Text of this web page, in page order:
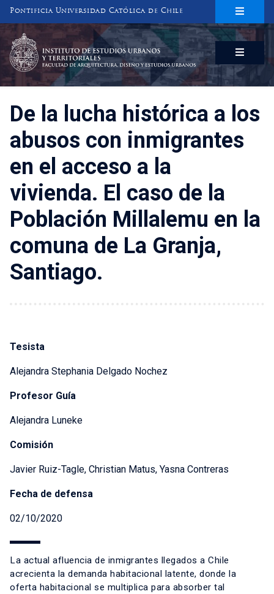
Pontificia Universidad Católica de Chile
INSTITUTO DE ESTUDIOS URBANOS
Y TERRITORIALES
FACULTAD DE ARQUITECTURA, DISEÑO Y ESTUDIOS URBANOS
De la lucha histórica a los
abusos con inmigrantes
en el acceso a la
vivienda. El caso de la
Población Millalemu en la
comuna de La Granja,
Santiago.
Tesista
Alejandra Stephania Delgado Nochez
Profesor Guía
Alejandra Luneke
Comisión
Javier Ruiz-Tagle, Christian Matus, Yasna Contreras
Fecha de defensa
02/10/2020
La actual afluencia de inmigrantes llegados a Chile
acrecienta la demanda habitacional latente, donde la
oferta habitacional se multiplica para absorber tal